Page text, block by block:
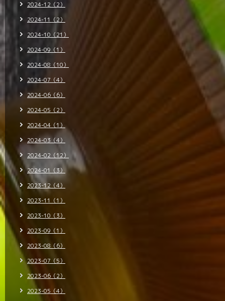
2024-12（2）
2024-11（2）
2024-10（21）
2024-09（1）
2024-08（10）
2024-07（4）
2024-06（6）
2024-05（2）
2024-04（1）
2024-03（4）
2024-02（12）
2024-01（3）
2023-12（4）
2023-11（1）
2023-10（3）
2023-09（1）
2023-08（6）
2023-07（5）
2023-06（2）
2023-05（4）